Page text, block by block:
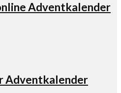
Adventkalender
Adventkalender